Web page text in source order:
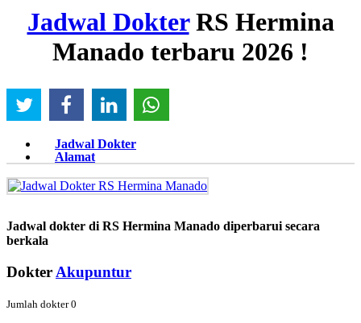
Jadwal DokterRS Hermina
Manado terbaru 2026 !
Jadwal Dokter
Alamat
Jadwal dokter di RS Hermina Manado diperbarui secara
berkala
Dokter Akupuntur
Jumlah dokter 0